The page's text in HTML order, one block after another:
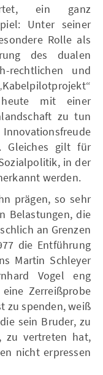
ein ganz
Unter seiner
Rolle als
des dualen
rechtlichen und
mit einer
zu tun
Gleiches gilt für
in der
werden.
prägen, so sehr
Belastungen, die
an Grenzen
die Entführung
Martin Schleyer
Vogel eng
Zerreißprobe
zu spenden, weiß
sein Bruder, zu
zu vertreten hat,
nicht erpressen